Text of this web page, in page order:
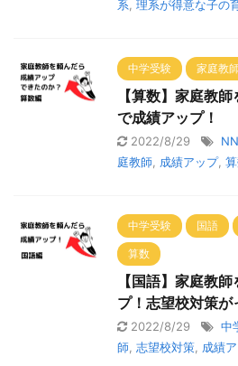
系 理系が得意な子の
中学受験 家庭教
【算数】家庭教
で成績アップ！
2022/8/29 NN
庭教師 成績アップ,
中学受験 国語
算数
【国語】家庭教
プ！志望校対策が
2022/8/29 中
師 志望校対策 成績